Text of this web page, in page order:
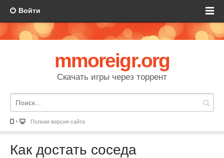
Войти
mmoreigr.org
Скачать игры через торрент
Полная версия сайта
Как достать соседа